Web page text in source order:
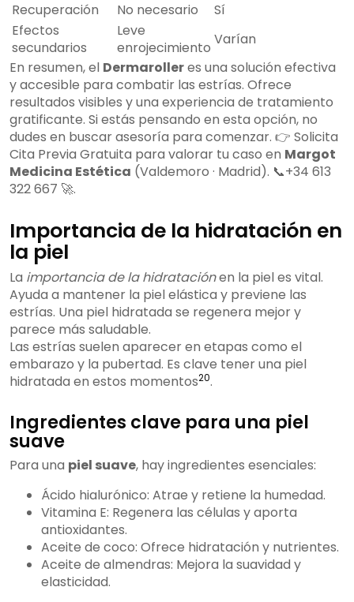
Recuperación
No necesario
Sí
Efectos
secundarios
Leve
enrojecimiento Varían
En resumen, el Dermarolleres una solución efectiva
y accesible para combatir las estrías. Ofrece
resultados visibles y una experiencia de tratamiento
gratificante. Si estás pensando en esta opción, no
dudes en buscar asesoría para comenzar. 👉 Solicita
Cita Previa Gratuita para valorar tu caso en Margot
Medicina Estética (Valdemoro · Madrid). 📞+34 613
322 667 🚀.
Importancia de la hidratación en
la piel
La importancia de la hidrataciónen la piel es vital.
Ayuda a mantener la piel elástica y previene las
estrías. Una piel hidratada se regenera mejor y
parece más saludable.
Las estrías suelen aparecer en etapas como el
embarazo y la pubertad. Es clave tener una piel
hidratada en estos momentos20.
Ingredientes clave para una piel
suave
Para una piel suave, hay ingredientes esenciales:
Ácido hialurónico: Atrae y retiene la humedad.
Vitamina E: Regenera las células y aporta
antioxidantes.
Aceite de coco: Ofrece hidratación y nutrientes.
Aceite de almendras: Mejora la suavidad y
elasticidad.